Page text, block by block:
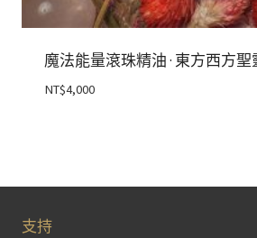
魔法能量滾珠精油 · 東方西方
NT$4,000
支持